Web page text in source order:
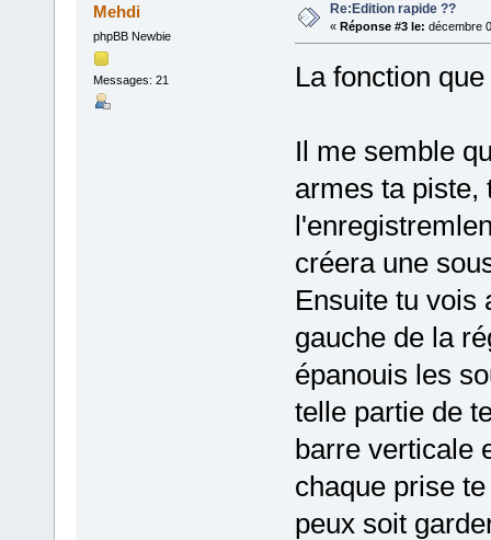
Mehdi
phpBB Newbie
Messages: 21
Re:Edition rapide ??
« Réponse #3 le: décembre
La fonction
Il me semble
armes ta piste,
créera une
Ensuite tu vois
gauche de la
épanouis les
telle partie de
barre verticale
chaque prise
peux soit